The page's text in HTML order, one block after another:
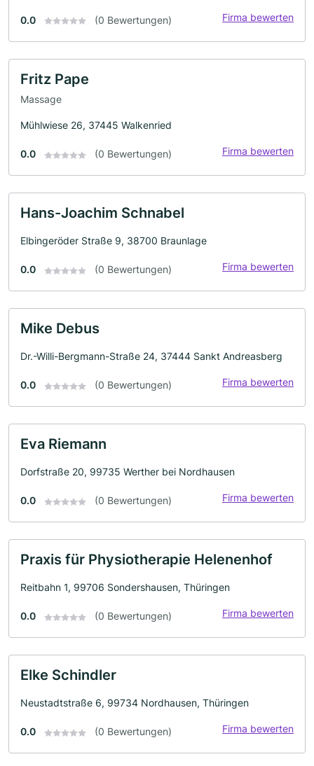
0.0 (0 Bewertungen) Firma bewerten
Fritz Pape
Massage
Mühlwiese 26, 37445 Walkenried
0.0 (0 Bewertungen) Firma bewerten
Hans-Joachim Schnabel
Elbingeröder Straße 9, 38700 Braunlage
0.0 (0 Bewertungen) Firma bewerten
Mike Debus
Dr.-Willi-Bergmann-Straße 24, 37444 Sankt Andreasberg
0.0 (0 Bewertungen) Firma bewerten
Eva Riemann
Dorfstraße 20, 99735 Werther bei Nordhausen
0.0 (0 Bewertungen) Firma bewerten
Praxis für Physiotherapie Helenenhof
Reitbahn 1, 99706 Sondershausen, Thüringen
0.0 (0 Bewertungen) Firma bewerten
Elke Schindler
Neustadtstraße 6, 99734 Nordhausen, Thüringen
0.0 (0 Bewertungen) Firma bewerten